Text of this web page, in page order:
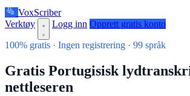
VoxScriber
Verktøy
Logg inn Opprett gratis konto
100% gratis · Ingen registrering · 99 språk
Gratis Portugisisk
nettleseren